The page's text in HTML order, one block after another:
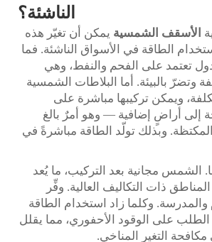
الناشئة؟
الأسقف الشمسية يمكن أن تغيّر هذه
الطاقة في الأسواق الناشئة. فما
تعتمد على الفحم والنفط، وهي
وتضرّ بالبيئة. أما البلاطات الشمسية
ويمكن تركيبها مباشرة على
إلى أراضٍ إضافية — وهو أمرٌ بالغ
وبذلك تولّد الطاقة مباشرةً في
الشمس مجانية بعد التركيب، ما يُعد
ذات التكاليف العالية. وفِّر
وكلما زاد استخدام الطاقة
على الوقود الأحفوري، مما يقلل
التغير المناخي.